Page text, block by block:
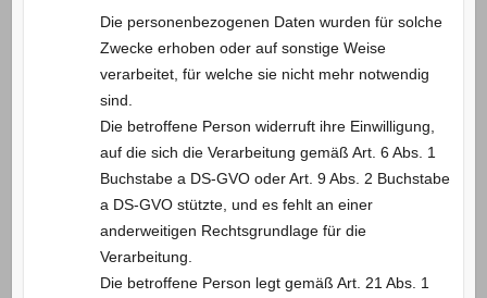
Die personenbezogenen Daten wurden für solche
Zwecke erhoben oder auf sonstige Weise
verarbeitet, für welche sie nicht mehr notwendig
sind.
Die betroffene Person widerruft ihre Einwilligung,
auf die sich die Verarbeitung gemäß Art. 6 Abs. 1
Buchstabe a DS-GVO oder Art. 9 Abs. 2 Buchstabe
a DS-GVO stützte, und es fehlt an einer
anderweitigen Rechtsgrundlage für die
Verarbeitung.
Die betroffene Person legt gemäß Art. 21 Abs. 1